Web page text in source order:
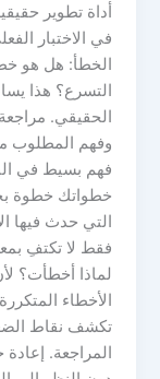
أداة تطوير
في الاختبار
الخطأ: هل هو
التسرع؟ هذا
الحقيقي.
وفهم المطلوب
فهم بسيط في
خطواتك خطوة
التي حدث فيها
فقط لا تكتفِ
لماذا أخطأت؟
الأخطاء
تكشف نقاط
المراجعة.